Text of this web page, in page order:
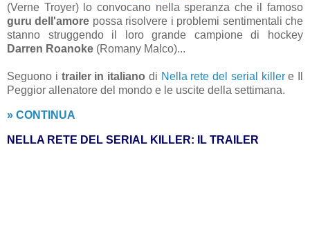
(Verne Troyer) lo convocano nella speranza che il famoso
guru dell'amore possa risolvere i problemi sentimentali che
stanno struggendo il loro grande campione di hockey
Darren Roanoke (Romany Malco)...
Seguono i trailer in italiano di Nella rete del serial killere Il
Peggior allenatore del mondo e le uscite della settimana.
» CONTINUA
NELLA RETE DEL SERIAL KILLER: IL TRAILER